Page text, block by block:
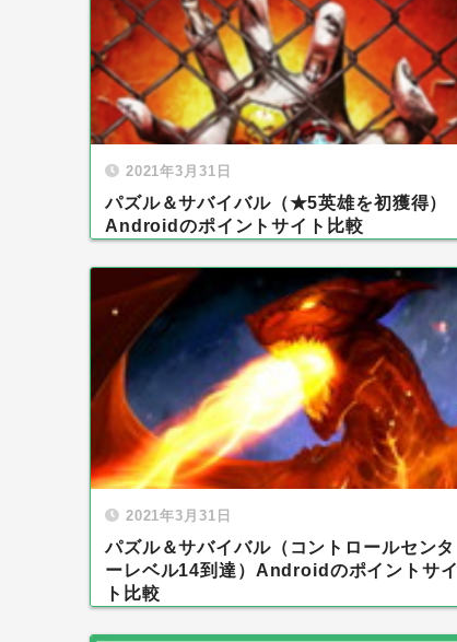
2021年3月31日
パズル＆サバイバル（★5英雄を初獲得）
Androidのポイントサイト比較
2021年3月31日
パズル＆サバイバル（コントロールセンタ
ーレベル14到達）Androidのポイントサイ
ト比較